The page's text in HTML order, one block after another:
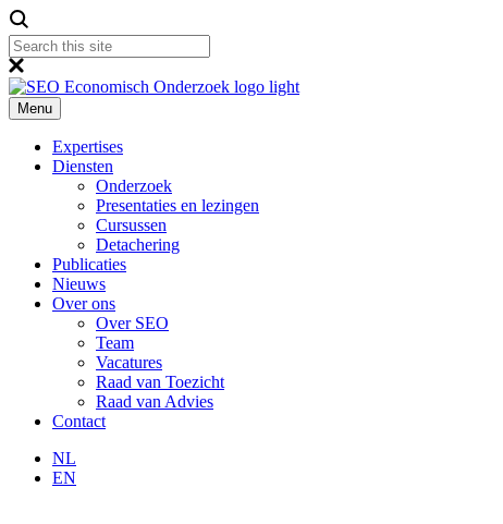
Menu
Expertises
Diensten
Onderzoek
Presentaties en lezingen
Cursussen
Detachering
Publicaties
Nieuws
Over ons
Over SEO
Team
Vacatures
Raad van Toezicht
Raad van Advies
Contact
NL
EN